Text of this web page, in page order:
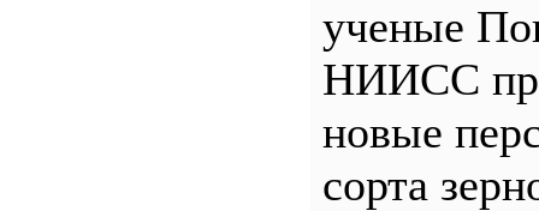
ученые
НИИСС
новые
сорта